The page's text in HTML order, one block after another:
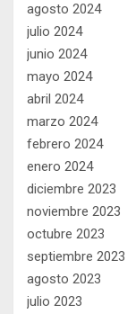
agosto 2024
julio 2024
junio 2024
mayo 2024
abril 2024
marzo 2024
febrero 2024
enero 2024
diciembre 2023
noviembre 2023
octubre 2023
septiembre 2023
agosto 2023
julio 2023